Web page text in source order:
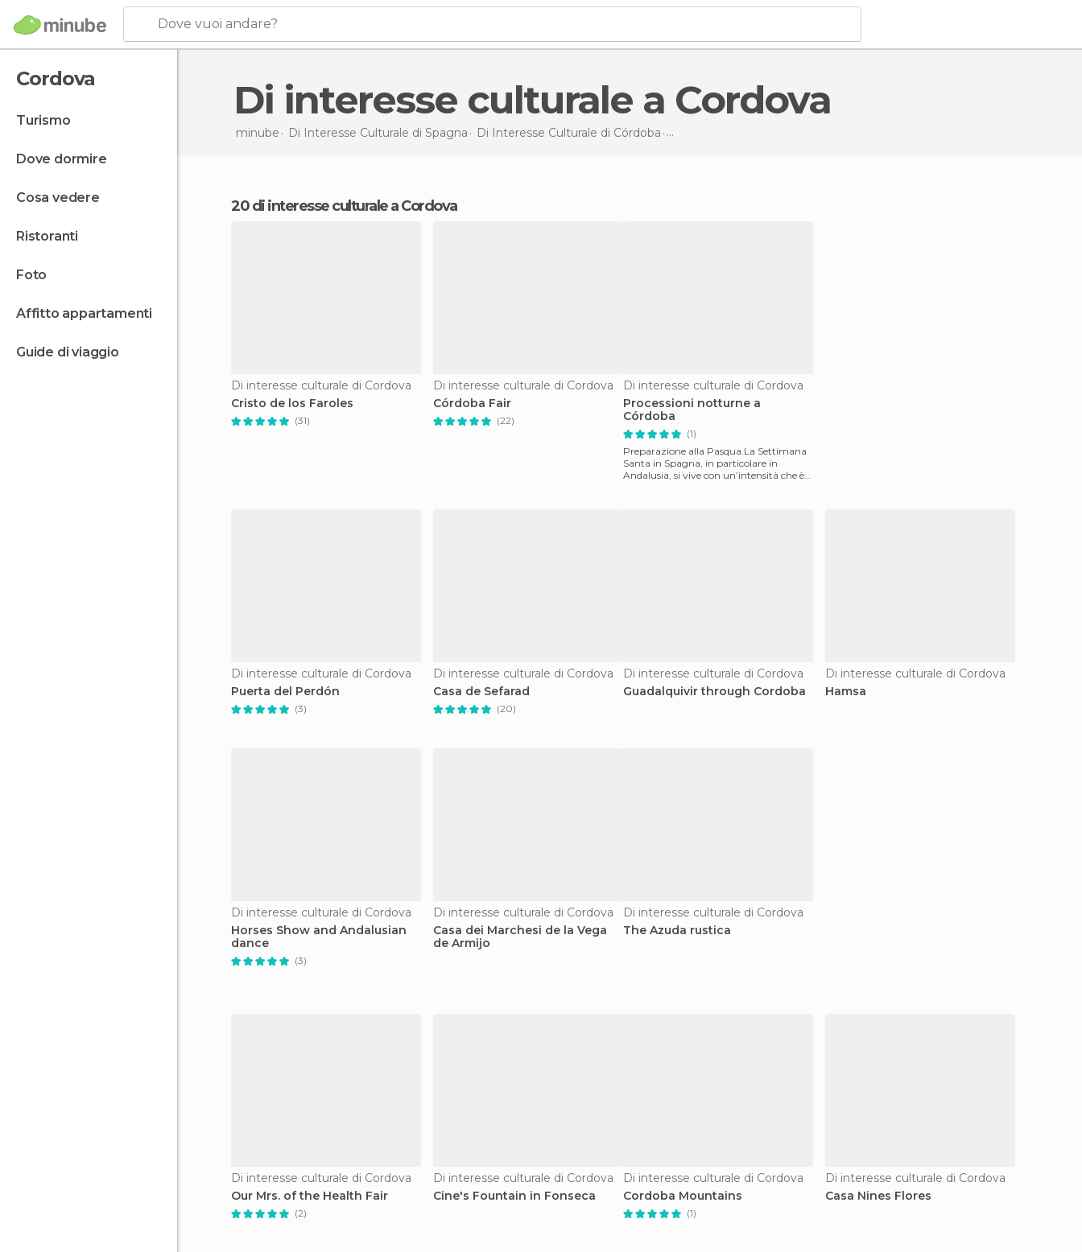
Dove vuoi andare?
Cordova
turismo
dove dormire
cosa vedere
ristoranti
foto
affitto appartamenti
guide di viaggio
Di interesse culturale a Cordova
minube Di Interesse Culturale di Spagna Di Interesse Culturale di Córdoba Di interesse culturale
20 di interesse culturale a Cordova
Di interesse culturale di Cordova
Cristo de los Faroles
(31)
Di interesse culturale di Cordova
Córdoba Fair
(22)
Di interesse culturale di Cordova
Processioni notturne a
Córdoba
(1)
Preparazione alla Pasqua.La Settimana
Santa in Spagna, in particolare in
Andalusia, si vive con un’intensità che è
Di interesse culturale di Cordova
Puerta del Perdón
(3)
Di interesse culturale di Cordova
Casa de Sefarad
(20)
Di interesse culturale di Cordova
Guadalquivir through Cordoba
Di interesse culturale di Cordova
Hamsa
Di interesse culturale di Cordova
Horses Show and Andalusian
dance
(3)
Di interesse culturale di Cordova
Casa dei Marchesi de la Vega
de Armijo
Di interesse culturale di Cordova
The Azuda rustica
Di interesse culturale di Cordova
Our Mrs. of the Health Fair
(2)
Di interesse culturale di Cordova
Cine's Fountain in Fonseca
Di interesse culturale di Cordova
Cordoba Mountains
(1)
Di interesse culturale di Cordova
Casa Nines Flores